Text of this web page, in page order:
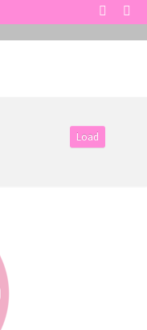
Load